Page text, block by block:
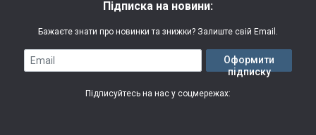
(вологостійкий, гнучкий)
Гарантія: 3 місяці
Підписка на новини:
Бажаєте знати про новинки та знижки? Залиште свій Email.
Email
Оформити
підписку
Підписуйтесь на нас у соцмережах: